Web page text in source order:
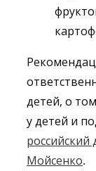
детей, о
у детей и
Мойсенко.